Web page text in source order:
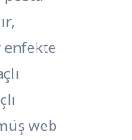
enfekte
web